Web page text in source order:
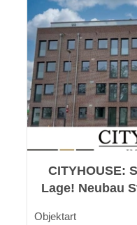
CITYHOUSE:
Lage! Neubau
Objektart